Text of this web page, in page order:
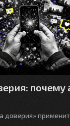
почему
доверия»